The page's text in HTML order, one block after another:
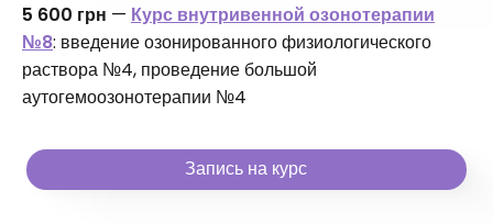
5 600 грн — Курс внутривенной озонотерапии
№8: введение озонированного физиологического
раствора №4, проведение большой
аутогемоозонотерапии №4
Запись на курс